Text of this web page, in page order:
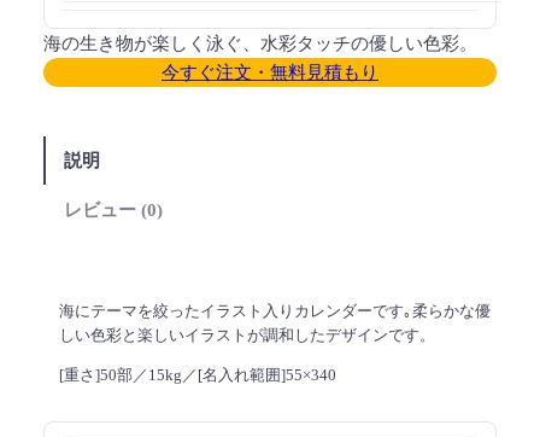
海の生き物が楽しく泳ぐ、水彩タッチの優しい色彩。
今すぐ注文・無料見積もり
説明
レビュー (0)
海にテーマを絞ったイラスト入りカレンダーです｡柔らかな優
しい色彩と楽しいイラストが調和したデザインです。
[重さ]50部／15kg／[名入れ範囲]55×340